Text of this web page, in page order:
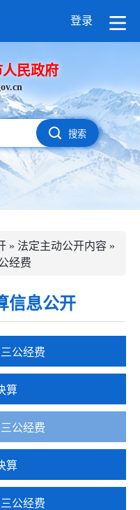
登录
民政府
搜索
» 法定主动公开内容 »
经费
信息公开
公经费
算
公经费
算
公经费